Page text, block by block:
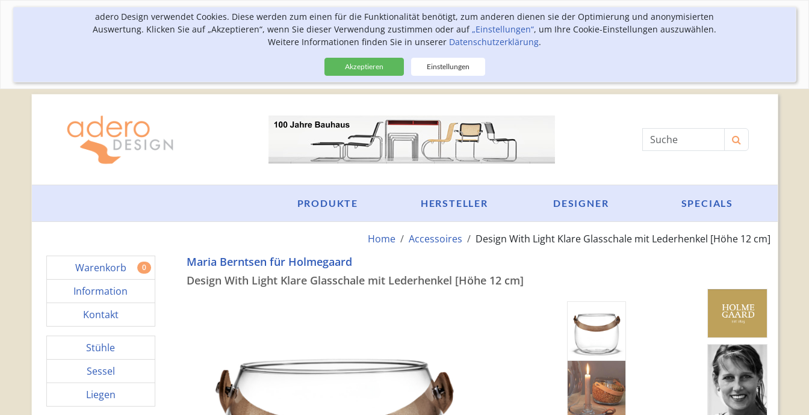
adero Design verwendet Cookies. Diese werden zum einen für die Funktionalität benötigt, zum anderen dienen sie der Optimierung und anonymisierten
Auswertung. Klicken Sie auf „Akzeptieren“, wenn Sie dieser Verwendung zustimmen oder auf„Einstellungen“, um Ihre Cookie-Einstellungen auszuwählen.
Weitere Informationen finden Sie in unserer Datenschutzerklärung.
Akzeptieren Einstellungen
Produktsuche
SPECIALS
DESIGNER
HERSTELLER
PRODUKTE
Home Accessoires Design With Light Klare Glasschale mit Lederhenkel [Höhe 12 cm]
Warenkorb 0
Information
Kontakt
Stühle
Sessel
Liegen
Maria Berntsen für Holmegaard
Design With Light Klare Glasschale mit Lederhenkel [Höhe 12 cm]